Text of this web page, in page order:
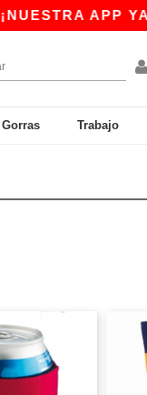
APP YA
Gorras Trabajo